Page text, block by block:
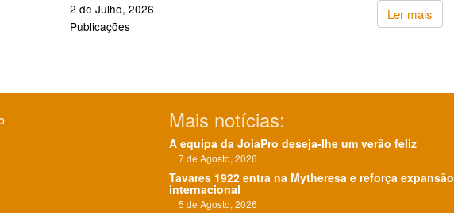
Ler mais
2 de Julho, 2026
Publicações
Mais notícias:
A equipa da JoiaPro deseja-lhe um verão feliz
7 de Agosto, 2026
Tavares 1922 entra na Mytheresa e reforça expansão
internacional
5 de Agosto, 2026